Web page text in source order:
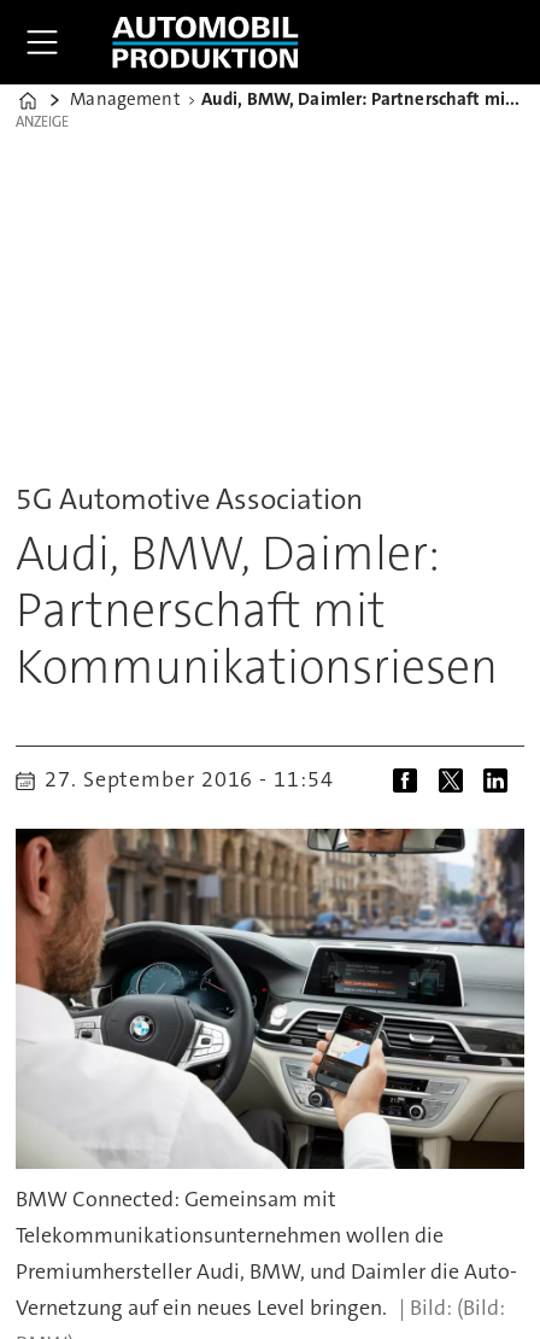
Home
Management Audi, BMW, Daimler: Partnerschaft mit Kommunikationsriesen
ANZEIGE
ANZEIGE
5G Automotive Association
Audi, BMW, Daimler:
Partnerschaft mit
Kommunikationsriesen
27. September 2016 - 11:54
BMW Connected: Gemeinsam mit
Telekommunikationsunternehmen wollen die
Premiumhersteller Audi, BMW, und Daimler die Auto-
Vernetzung auf ein neues Level bringen.
(Bild: